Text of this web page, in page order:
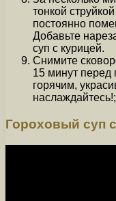
тонкой
постоянно
Добавьте
суп с курицей.
Снимите
15 минут перед
горячим,
наслаждайтесь!;
Гороховый суп